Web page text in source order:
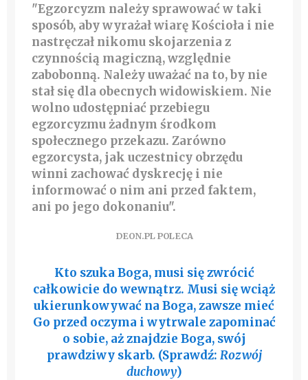
"Egzorcyzm należy sprawować w taki
sposób, aby wyrażał wiarę Kościoła i nie
nastręczał nikomu skojarzenia z
czynnością magiczną, względnie
zabobonną. Należy uważać na to, by nie
stał się dla obecnych widowiskiem. Nie
wolno udostępniać przebiegu
egzorcyzmu żadnym środkom
społecznego przekazu. Zarówno
egzorcysta, jak uczestnicy obrzędu
winni zachować dyskrecję i nie
informować o nim ani przed faktem,
ani po jego dokonaniu".
DEON.PL POLECA
Kto szuka Boga, musi się zwrócić
całkowicie do wewnątrz. Musi się wciąż
ukierunkowywać na Boga, zawsze mieć
Go przed oczyma i wytrwale zapominać
o sobie, aż znajdzie Boga, swój
prawdziwy skarb. (Sprawdź: Rozwój
duchowy)